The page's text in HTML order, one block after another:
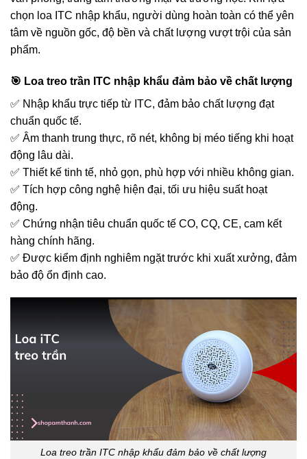
chọn loa ITC nhập khẩu, người dùng hoàn toàn có thể yên
tâm về nguồn gốc, độ bền và chất lượng vượt trội của sản
phẩm.
🎯 Loa treo trần ITC nhập khẩu đảm bảo về chất lượng
✅ Nhập khẩu trực tiếp từ ITC, đảm bảo chất lượng đạt
chuẩn quốc tế.
✅ Âm thanh trung thực, rõ nét, không bị méo tiếng khi hoạt
động lâu dài.
✅ Thiết kế tinh tế, nhỏ gọn, phù hợp với nhiều không gian.
✅ Tích hợp công nghệ hiện đại, tối ưu hiệu suất hoạt
động.
✅ Chứng nhận tiêu chuẩn quốc tế CO, CQ, CE, cam kết
hàng chính hãng.
✅ Được kiểm định nghiêm ngặt trước khi xuất xưởng, đảm
bảo độ ổn định cao.
Loa treo trần ITC nhập khẩu đảm bảo về chất lượng